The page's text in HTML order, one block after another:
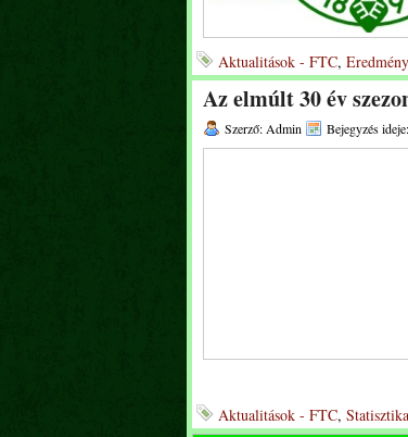
Aktualitások - FTC,
Az elmúlt 30 év
Szerző: Admin Bejegyzés
Aktualitások - FTC, Statisztika